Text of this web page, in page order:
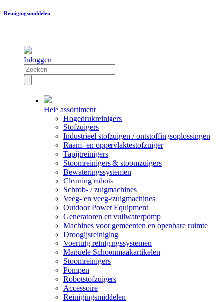
Reinigingsmiddelen
Inloggen
Hele assortiment
Hogedrukreinigers
Stofzuigers
Industrieel stofzuigen / ontstoffingsoplossingen
Raam- en oppervlaktestofzuiger
Tapijtreinigers
Stoomreinigers & stoomzuigers
Bewateringssystemen
Cleaning robots
Schrob- / zuigmachines
Veeg- en veeg-/zuigmachines
Outdoor Power Equipment
Generatoren en vuilwaterpomp
Machines voor gemeenten en openbare ruimte
Droogijsreiniging
Voertuig reinigingssystemen
Manuele Schoonmaakartikelen
Stoomreinigers
Pompen
Robotstofzuigers
Accessoire
Reinigingsmiddelen